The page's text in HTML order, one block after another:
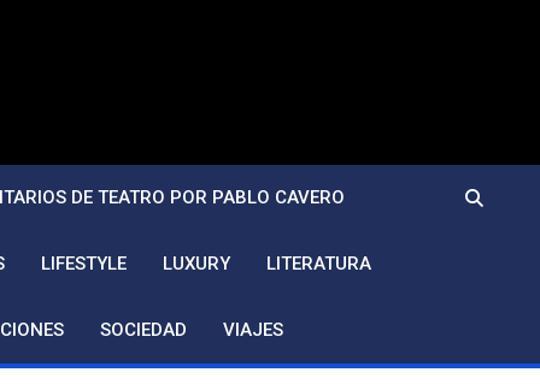
DE TEATRO POR PABLO CAVERO
LIFESTYLE LUXURY LITERATURA
SOCIEDAD VIAJES